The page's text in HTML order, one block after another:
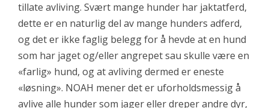
tillate avliving. Svært mange hunder har jaktatferd,
dette er en naturlig del av mange hunders adferd,
og det er ikke faglig belegg for å hevde at en hund
som har jaget og/eller angrepet sau skulle være en
«farlig» hund, og at avliving dermed er eneste
«løsning». NOAH mener det er uforholdsmessig å
avlive alle hunder som jager eller dreper andre dyr,